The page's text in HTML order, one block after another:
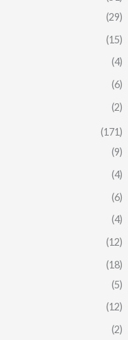
(29)
(15)
(4)
(6)
(2)
(171)
(9)
(4)
(6)
(4)
(12)
(18)
(5)
(12)
(2)